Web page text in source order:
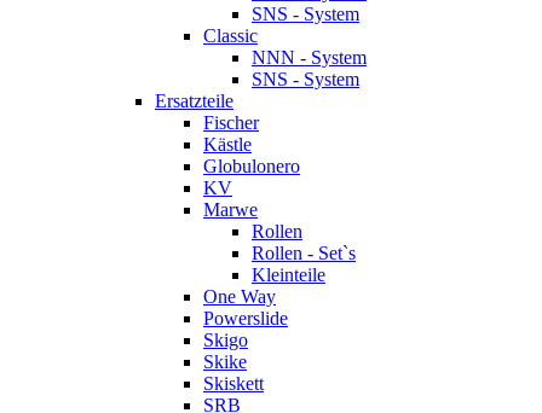
SNS - System
Classic
NNN - System
SNS - System
Ersatzteile
Fischer
Kästle
Globulonero
KV
Marwe
Rollen
Rollen - Set`s
Kleinteile
One Way
Powerslide
Skigo
Skike
Skiskett
SRB